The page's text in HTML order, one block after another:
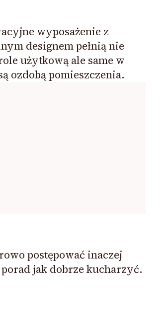
wyposażenie z
designem pełnią nie
użytkową ale same w
ozdobą pomieszczenia.
postępować inaczej
jak dobrze kucharzyć.